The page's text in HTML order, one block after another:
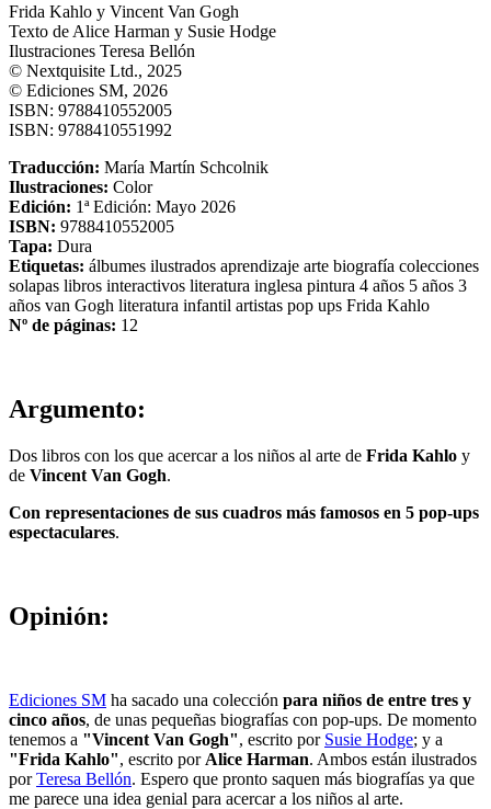
Frida Kahlo y Vincent Van Gogh
Texto de Alice Harman y Susie Hodge
Ilustraciones Teresa Bellón
© Nextquisite Ltd., 2025
© Ediciones SM, 2026
ISBN: 9788410552005
ISBN: 9788410551992
Traducción: María Martín Schcolnik
Ilustraciones: Color
Edición: 1ª Edición: Mayo 2026
ISBN: 9788410552005
Tapa: Dura
Etiquetas: álbumes ilustrados aprendizaje arte biografía colecciones
solapas libros interactivos literatura inglesa pintura 4 años 5 años 3
años van Gogh literatura infantil artistas pop ups Frida Kahlo
Nº de páginas: 12
Argumento:
Dos libros con los que acercar a los niños al arte de Frida Kahlo y
de Vincent Van Gogh.
Con representaciones de sus cuadros más famosos en 5 pop-ups
espectaculares.
Opinión:
Ediciones SM ha sacado una colección para niños de entre tres y
cinco años, de unas pequeñas biografías con pop-ups. De momento
tenemos a "Vincent Van Gogh", escrito por Susie Hodge; y a
"Frida Kahlo", escrito por Alice Harman. Ambos están ilustrados
porTeresa Bellón. Espero que pronto saquen más biografías ya que
me parece una idea genial para acercar a los niños al arte.